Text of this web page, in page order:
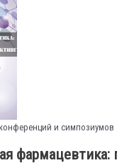
и симпозиумов
фармацевтика: